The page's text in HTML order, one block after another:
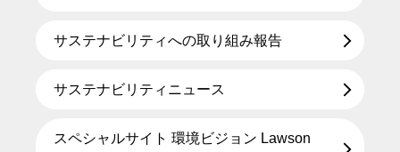
サステナビリティへの取り組み報告
サステナビリティニュース
スペシャルサイト 環境ビジョン Lawson